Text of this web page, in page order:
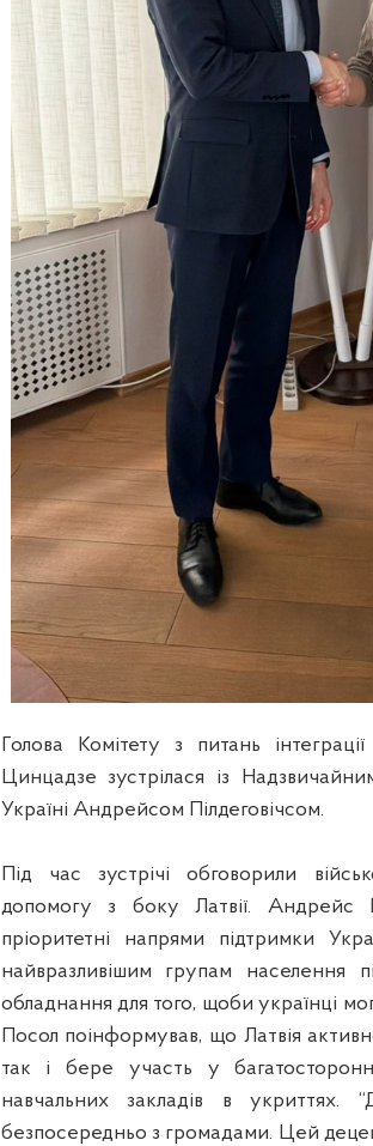
Голова Комітету з питань
Цинцадзе зустрілася із
Україні Андрейсом Пілдеговічсом.
Під час зустрічі обговорили
допомогу з боку Латвії. Андрейс
пріоритетні напрями підтримки
найвразливішим групам населення
обладнання для того, щоби українці
Посол поінформував, що Латвія
так і бере участь у
навчальних закладів в
безпосередньо з громадами. Цей